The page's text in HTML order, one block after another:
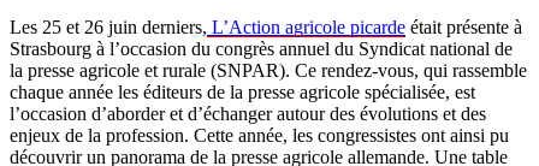
Les 25 et 26 juin derniers, L’Action agricole picarde était présente à
Strasbourg à l’occasion du congrès annuel du Syndicat national de
la presse agricole et rurale (SNPAR). Ce rendez-vous, qui rassemble
chaque année les éditeurs de la presse agricole spécialisée, est
l’occasion d’aborder et d’échanger autour des évolutions et des
enjeux de la profession. Cette année, les congressistes ont ainsi pu
découvrir un panorama de la presse agricole allemande. Une table